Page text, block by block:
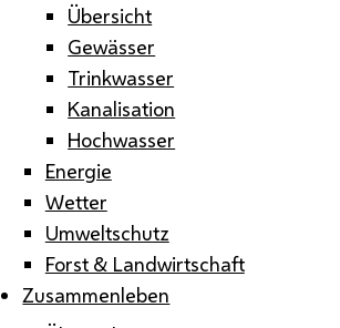
Übersicht
Gewässer
Trinkwasser
Kanalisation
Hochwasser
Energie
Wetter
Umweltschutz
Forst & Landwirtschaft
Zusammenleben